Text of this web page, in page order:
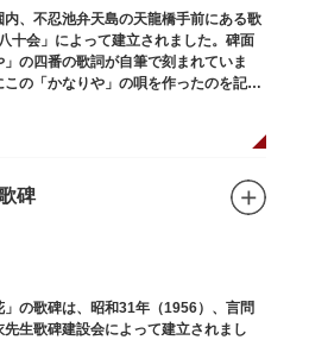
内、不忍池弁天島の天龍橋手前にある歌
十会」によって建立されました。碑面
の四番の歌詞が自筆で刻まれていま
の「かなりや」の唄を作ったのを記念
碑
の歌碑は、昭和31年（1956）、言問
生歌碑建設会によって建立されまし